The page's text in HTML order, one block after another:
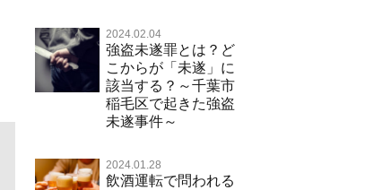
2024.02.04
強盗未遂罪とは？ど
こからが「未遂」に
該当する？～千葉市
稲毛区で起きた強盗
未遂事件～
2024.01.28
飲酒運転で問われる